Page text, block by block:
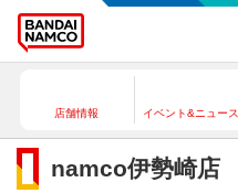
店舗情報 イベント&ニュース
namco伊勢崎店